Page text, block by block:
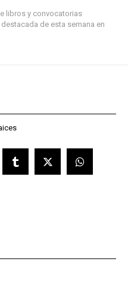
libros y convocatorias
de esta semana en